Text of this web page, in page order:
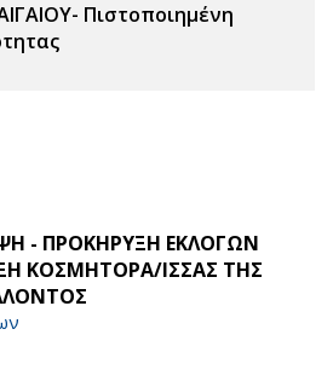
Πιστοποιημένη
- ΠΡΟΚΗΡΥΞΗ ΕΚΛΟΓΩΝ
ΚΟΣΜΗΤΟΡΑ/ΙΣΣΑΣ ΤΗΣ